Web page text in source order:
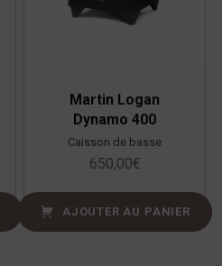
Martin Logan
Dynamo 400
Caisson de basse
650,00€
AJOUTER AU PANIER